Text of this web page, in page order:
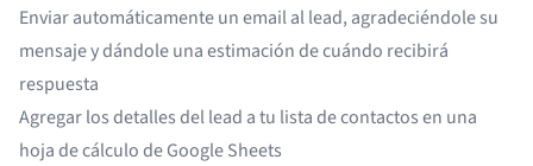
Enviar automáticamente un email al lead, agradeciéndole su
mensaje y dándole una estimación de cuándo recibirá
respuesta
Agregar los detalles del lead a tu lista de contactos en una
hoja de cálculo de Google Sheets